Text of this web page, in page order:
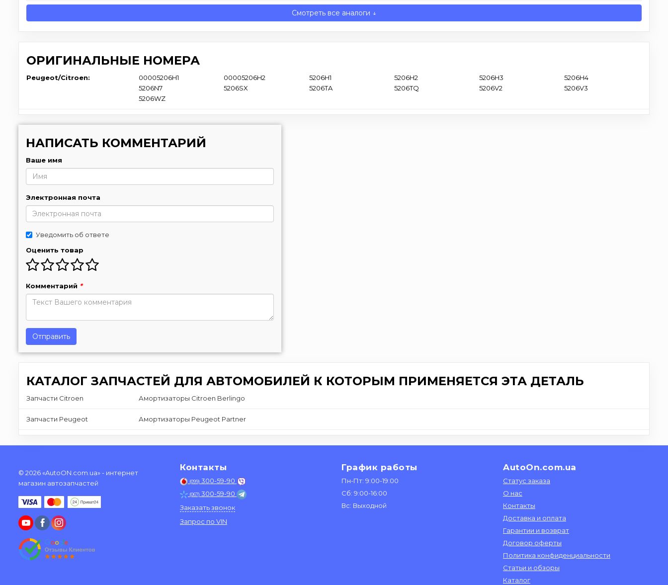
Смотреть все аналоги ↓
ОРИГИНАЛЬНЫЕ НОМЕРА
Peugeot/Citroen: 00005206H1 00005206H2 5206H1 5206H2 5206H3
5206H4
5206N7
5206SX 5206TA 5206TQ 5206V2
5206V3
5206WZ
НАПИСАТЬ КОММЕНТАРИЙ
Ваше имя
Электронная почта
Уведомить об ответе
Оценить товар
Комментарий *
Отправить
КАТАЛОГ ЗАПЧАСТЕЙ ДЛЯ АВТОМОБИЛЕЙ К КОТОРЫМ ПРИМЕНЯЕТСЯ ЭТА ДЕТАЛЬ
Запчасти Citroen Амортизаторы Citroen Berlingo
Запчасти Peugeot Амортизаторы Peugeot Partner
© 2026 «AutoON.com.ua» - интернет
магазин автозапчастей
Контакты
(099) 300-59-90
(067) 300-59-90
Заказать звонок
Запрос по VIN
График работы
Пн-Пт: 9:00-19:00
Сб: 9:00-16:00
Вс: Выходной
AutoOn.com.ua
Статус заказа
О нас
Контакты
Доставка и оплата
Гарантии и возврат
Договор оферты
Политика конфиденциальности
Статьи и обзоры
Каталог